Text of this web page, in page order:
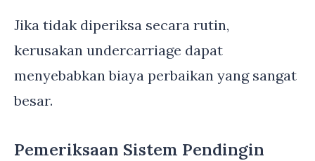
Jika tidak diperiksa secara rutin,
kerusakan undercarriage dapat
menyebabkan biaya perbaikan yang sangat
besar.
Pemeriksaan Sistem Pendingin